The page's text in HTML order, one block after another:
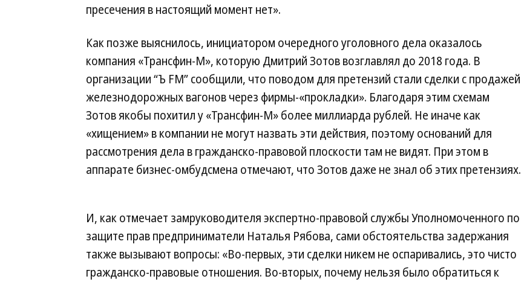
пресечения в настоящий момент нет».
Как позже выяснилось, инициатором очередного уголовного дела оказалось
компания «Трансфин-М», которую Дмитрий Зотов возглавлял до 2018 года. В
организации “Ъ FM” сообщили, что поводом для претензий стали сделки с продажей
железнодорожных вагонов через фирмы-«прокладки». Благодаря этим схемам
Зотов якобы похитил у «Трансфин-М» более миллиарда рублей. Не иначе как
«хищением» в компании не могут назвать эти действия, поэтому оснований для
рассмотрения дела в гражданско-правовой плоскости там не видят. При этом в
аппарате бизнес-омбудсмена отмечают, что Зотов даже не знал об этих претензиях.
И, как отмечает замруководителя экспертно-правовой службы Уполномоченного по
защите прав предприниматели Наталья Рябова, сами обстоятельства задержания
также вызывают вопросы: «Во-первых, эти сделки никем не оспаривались, это чисто
гражданско-правовые отношения. Во-вторых, почему нельзя было обратиться к